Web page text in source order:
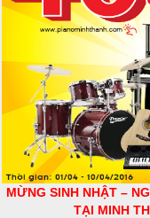
MỪNG SINH NHẬT –
TẠI MINH